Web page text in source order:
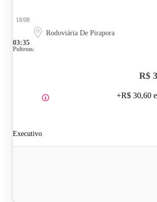
03:35
18/08
Rodoviária De Pirapora
Poltrona
Executivo
R$
+R$ 30,60